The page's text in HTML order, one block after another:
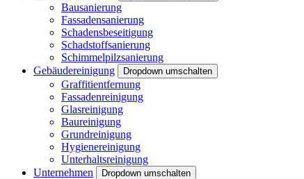
Bausanierung
Fassadensanierung
Schadensbeseitigung
Schadstoffsanierung
Schimmelpilzsanierung
Gebäudereinigung
Dropdown umschalten
Graffitientfernung
Fassadenreinigung
Glasreinigung
Baureinigung
Grundreinigung
Hygienereinigung
Unterhaltsreinigung
Unternehmen
Dropdown umschalten